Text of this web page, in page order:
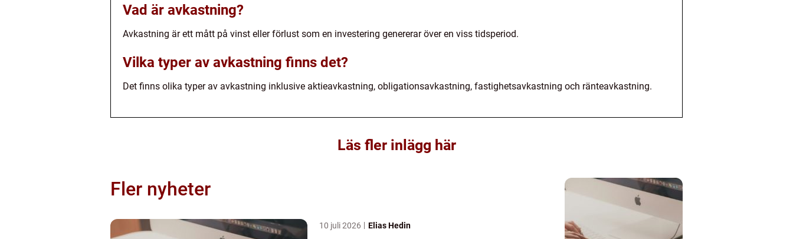
Vad är avkastning?
Avkastning är ett mått på vinst eller förlust som en investering genererar över en viss tidsperiod.
Vilka typer av avkastning finns det?
Det finns olika typer av avkastning inklusive aktieavkastning, obligationsavkastning, fastighetsavkastning och ränteavkastning.
Läs fler inlägg här
Fler nyheter
10 juli 2026 Elias Hedin